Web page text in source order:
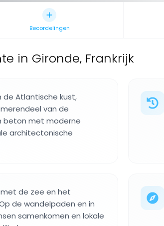
Beoordelingen
in Gironde, Frankrijk
de Atlantische kust,
van de
beton met moderne
architectonische
de zee en het
de wandelpaden en in
samenkomen en lokale